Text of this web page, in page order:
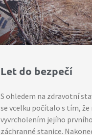
Let do bezpečí
S ohledem na zdravotní
se vcelku počítalo s tím, že
vyvrcholením jejího
záchranné stanice.